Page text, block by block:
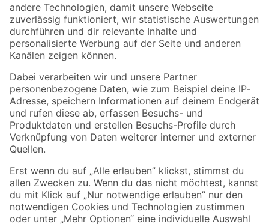
Zur Newsletter Anmeldung
Folge uns
Zahlungsarten Versandarten
Sicher einkaufen
Jetzt die toom-App herunterladen